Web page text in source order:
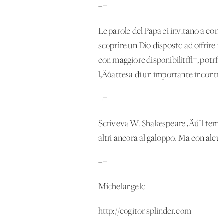
¬†
Le parole del Papa ci invitano a
scoprire un Dio disposto ad
con maggiore disponibilit√†,
l‚Äôattesa di un importante
¬†
Scriveva W. Shakespeare ‚ÄúIl
altri ancora al galoppo. Ma con
¬†
Michelangelo
http://cogitor.splinder.com